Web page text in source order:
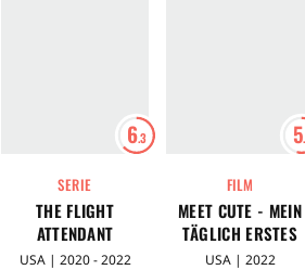
6.3
SERIE
THE FLIGHT
ATTENDANT
USA | 2020 - 2022
5
FILM
MEET CUTE - MEIN
TÄGLICH ERSTES
DATE
USA | 2022